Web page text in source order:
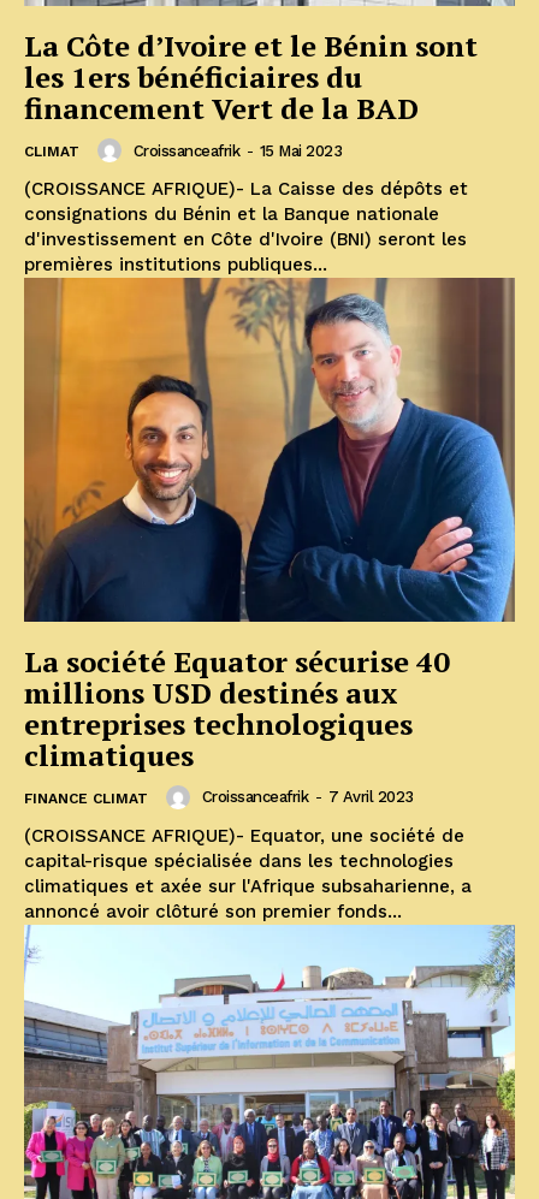
La Côte d’Ivoire et le Bénin sont
les 1ers bénéficiaires du
financement Vert de la BAD
CLIMAT Croissanceafrik - 15 Mai 2023
(CROISSANCE AFRIQUE)- La Caisse des dépôts et
consignations du Bénin et la Banque nationale
d'investissement en Côte d'Ivoire (BNI) seront les
premières institutions publiques...
La société Equator sécurise 40
millions USD destinés aux
entreprises technologiques
climatiques
FINANCE CLIMAT Croissanceafrik - 7 Avril 2023
(CROISSANCE AFRIQUE)- Equator, une société de
capital-risque spécialisée dans les technologies
climatiques et axée sur l'Afrique subsaharienne, a
annoncé avoir clôturé son premier fonds...